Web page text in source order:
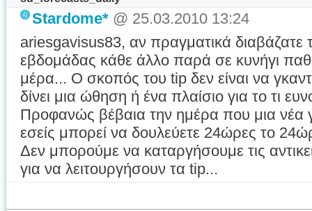
Stardome* @ 25.03.2010 13:24
ariesgavisus83, αν πραγματικά
εβδομάδας κάθε άλλο παρά σε κυνήγι
μέρα... Ο σκοπός του tip δεν είναι να
δίνει μια ώθηση ή ένα πλαίσιο για το τι
Προφανώς βέβαια την ημέρα που μια νέα
εσείς μπορεί να δουλεύετε 24ώρες το
Δεν μπορούμε να καταργήσουμε τις
για να λειτουργήσουν τα tip...